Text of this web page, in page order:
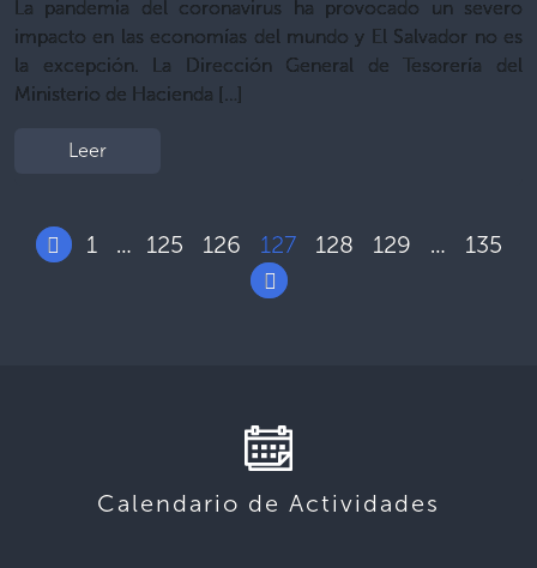
La pandemia del coronavirus ha provocado un severo
impacto en las economías del mundo y El Salvador no es
la excepción. La Dirección General de Tesorería del
Ministerio de Hacienda […]
Leer
1 … 125 126 127 128 129 … 135
Calendario de Actividades